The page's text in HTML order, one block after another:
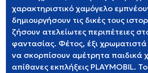
χαρακτηριστικό χαμόγελο
δημιουργήσουν τις δικές τους
ζήσουν ατελείωτες περιπέτειες
φαντασίας. Φέτος, έξι
να σκορπίσουν αμέτρητα παιδικά
απίθανες εκπλήξεις PLAYMOBIL.